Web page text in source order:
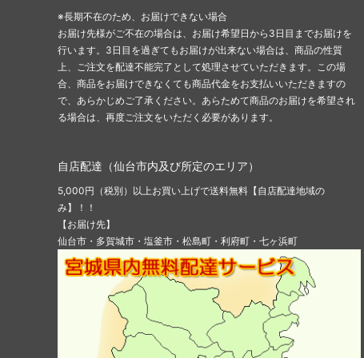
※長期不在のため、お届けできない場合
お届け先様がご不在の場合は、お届け希望日から3日目までお届けを
行います。3日目を過ぎてもお届けが出来ない場合は、商品の性質
上、ご注文を配達不能完了として処理させていただきます。この場
合、商品をお届けできなくても商品代金をお支払いいただきますの
で、あらかじめご了承ください。あらためて商品のお届けを希望され
る場合は、再度ご注文をいただく必要があります。
自店配達（仙台市内及び所定のエリア）
5,000円（税別）以上お買い上げで送料無料【自店配達地域の
み】！！
【お届け先】
仙台市・多賀城市・塩釜市・松島町・利府町・七ヶ浜町